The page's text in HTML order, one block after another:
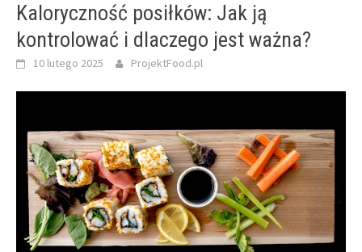
Kaloryczność posiłków: Jak ją
kontrolować i dlaczego jest ważna?
10 lutego 2025 ProjektFood.pl